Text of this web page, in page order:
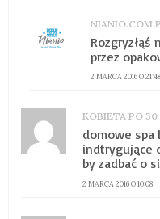
2 MARCA 2016 O 21:48
Rozgryzłąś
przez
KOBIETA PO 30
2 MARCA 2016 O 10:08
domowe spa
indtrygujące
by zadbać o